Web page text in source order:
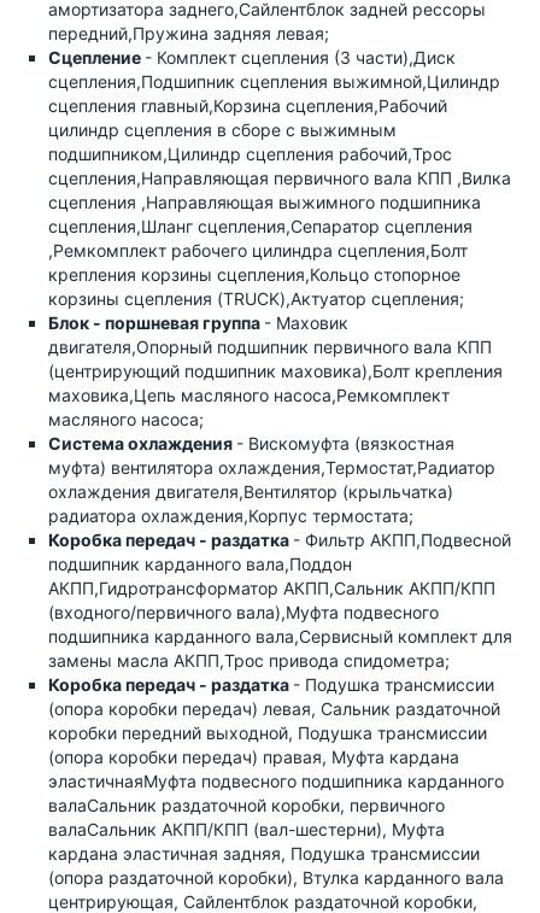
амортизатора заднего,Сайлентблок задней рессоры
передний,Пружина задняя левая;
Сцепление - Комплект сцепления (3 части),Диск
сцепления,Подшипник сцепления выжимной,Цилиндр
сцепления главный,Корзина сцепления,Рабочий
цилиндр сцепления в сборе с выжимным
подшипником,Цилиндр сцепления рабочий,Трос
сцепления,Направляющая первичного вала КПП ,Вилка
сцепления ,Направляющая выжимного подшипника
сцепления,Шланг сцепления,Сепаратор сцепления
,Ремкомплект рабочего цилиндра сцепления,Болт
крепления корзины сцепления,Кольцо стопорное
корзины сцепления (TRUCK),Актуатор сцепления;
Блок - поршневая группа - Маховик
двигателя,Опорный подшипник первичного вала КПП
(центрирующий подшипник маховика),Болт крепления
маховика,Цепь масляного насоса,Ремкомплект
масляного насоса;
Система охлаждения - Вискомуфта (вязкостная
муфта) вентилятора охлаждения,Термостат,Радиатор
охлаждения двигателя,Вентилятор (крыльчатка)
радиатора охлаждения,Корпус термостата;
Коробка передач - раздатка - Фильтр АКПП,Подвесной
подшипник карданного вала,Поддон
АКПП,Гидротрансформатор АКПП,Сальник АКПП/КПП
(входного/первичного вала),Муфта подвесного
подшипника карданного вала,Сервисный комплект для
замены масла АКПП,Трос привода спидометра;
Коробка передач - раздатка - Подушка трансмиссии
(опора коробки передач) левая, Сальник раздаточной
коробки передний выходной, Подушка трансмиссии
(опора коробки передач) правая, Муфта кардана
эластичнаяМуфта подвесного подшипника карданного
валаСальник раздаточной коробки, первичного
валаСальник АКПП/КПП (вал-шестерни), Муфта
кардана эластичная задняя, Подушка трансмиссии
(опора раздаточной коробки), Втулка карданного вала
центрирующая, Сайлентблок раздаточной коробки,